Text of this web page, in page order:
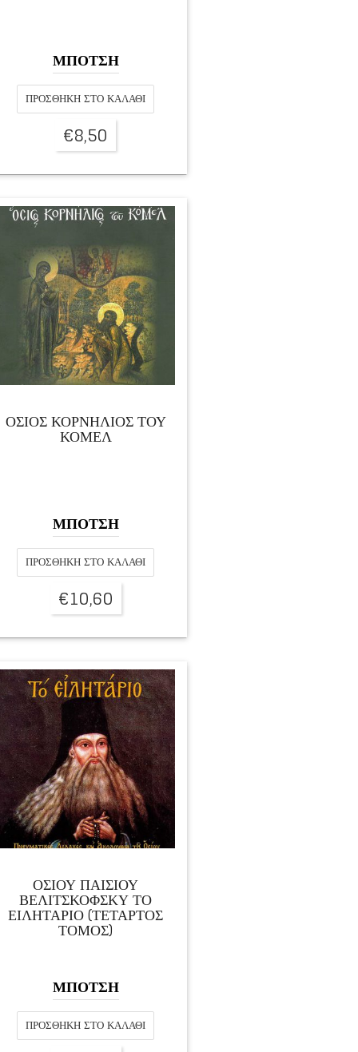
ΜΠΟΤΣΗ
ΠΡΟΣΘΉΚΗ ΣΤΟ ΚΑΛΆΘΙ
€8,50
ΟΣΙΟΣ ΚΟΡΝΗΛΙΟΣ ΤΟΥ
ΚΟΜΕΛ
ΜΠΟΤΣΗ
ΠΡΟΣΘΉΚΗ ΣΤΟ ΚΑΛΆΘΙ
€10,60
ΟΣΙΟΥ ΠΑΙΣΙΟΥ
ΒΕΛΙΤΣΚΟΦΣΚΥ ΤΟ
ΕΙΛΗΤΑΡΙΟ (ΤΕΤΑΡΤΟΣ
ΤΟΜΟΣ)
ΜΠΟΤΣΗ
ΠΡΟΣΘΉΚΗ ΣΤΟ ΚΑΛΆΘΙ